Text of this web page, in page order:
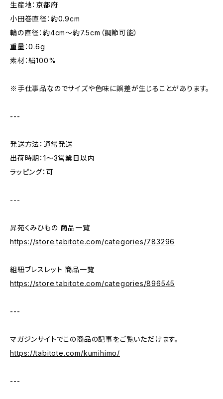
生産地：京都府
小田巻直径：約0.9cm
輪の直径：約4cm〜約7.5cm（調節可能）
重量：0.6g
素材：絹100%
※手仕事品なのでサイズや色味に誤差が生じることがあります。
---
発送方法：通常発送
出荷時期：1〜3営業日以内
ラッピング：可
---
昇苑くみひもの 商品一覧
https://store.tabitote.com/categories/783296
組紐ブレスレット 商品一覧
https://store.tabitote.com/categories/896545
---
マガジンサイトでこの商品の記事をご覧いただけます。
https://tabitote.com/kumihimo/
---